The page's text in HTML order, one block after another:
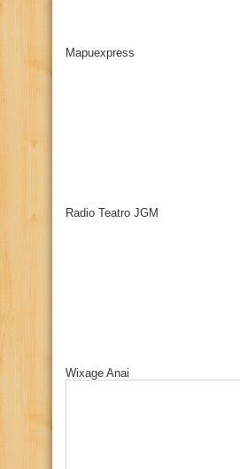
Mapuexpress
Radio Teatro JGM
Wixage Anai